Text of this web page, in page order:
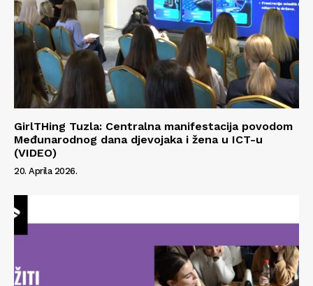
Impressum
GirlTHing Tuzla: Centralna manifestacija povodom
Međunarodnog dana djevojaka i žena u ICT-u
(VIDEO)
20. Aprila 2026.